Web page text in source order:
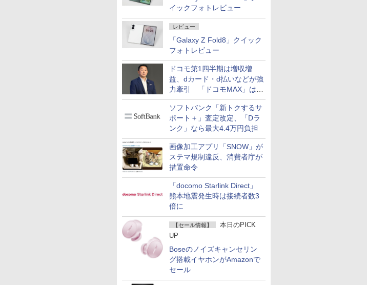
イックフォトレビュー
レビュー
「Galaxy Z Fold8」クイック
フォトレビュー
ドコモ第1四半期は増収増
益、dカード・d払いなどが強
力牽引 「ドコモMAX」は
400万契約突破
ソフトバンク「新トクするサ
ポート＋」査定改定、「Dラ
ンク」なら最大4.4万円負担
画像加工アプリ「SNOW」が
ステマ規制違反、消費者庁が
措置命令
「docomo Starlink Direct」
熊本地震発生時は接続者数3
倍に
【セール情報】
本日のPICK
UP
Boseのノイズキャンセリン
グ搭載イヤホンがAmazonで
セール